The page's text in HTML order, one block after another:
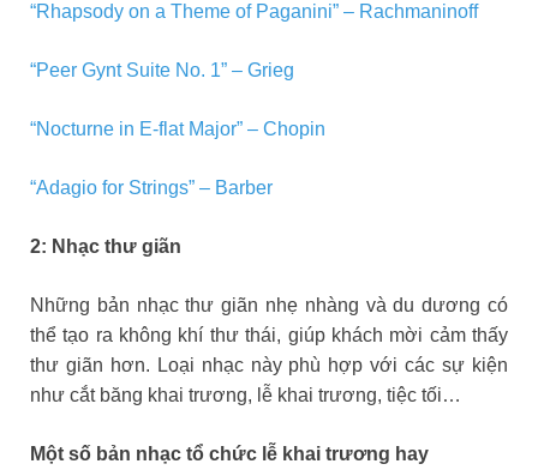
“Rhapsody on a Theme of Paganini” – Rachmaninoff
“Peer Gynt Suite No. 1” – Grieg
“Nocturne in E-flat Major” – Chopin
“Adagio for Strings” – Barber
2: Nhạc thư giãn
Những bản nhạc thư giãn nhẹ nhàng và du dương có
thể tạo ra không khí thư thái, giúp khách mời cảm thấy
thư giãn hơn. Loại nhạc này phù hợp với các sự kiện
như cắt băng khai trương, lễ khai trương, tiệc tối…
Một số bản nhạc tổ chức lễ khai trương hay